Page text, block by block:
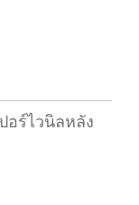
อร์ไวนิลหลัง